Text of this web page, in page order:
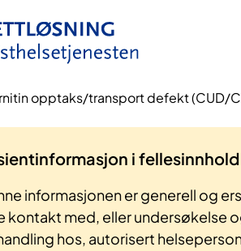
opptaks/transport defekt (CUD/
i fellesinnhold
informasjonen er generell og
kontakt med, eller undersøkelse
hos, autorisert